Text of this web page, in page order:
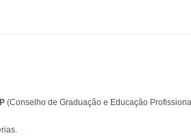
(Conselho de Graduação e Educação